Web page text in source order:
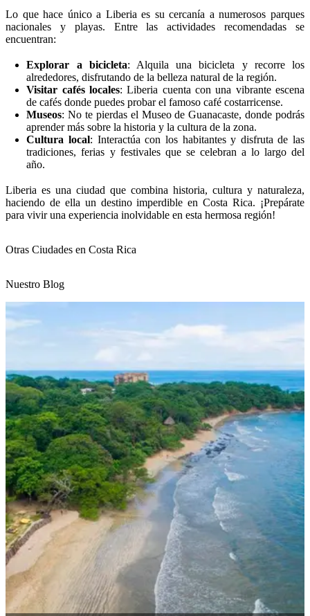
Lo que hace único a Liberia es su cercanía a numerosos parques
nacionales y playas. Entre las actividades recomendadas se
encuentran:
Explorar a bicicleta: Alquila una bicicleta y recorre los
alrededores, disfrutando de la belleza natural de la región.
Visitar cafés locales: Liberia cuenta con una vibrante escena
de cafés donde puedes probar el famoso café costarricense.
Museos: No te pierdas el Museo de Guanacaste, donde podrás
aprender más sobre la historia y la cultura de la zona.
Cultura local: Interactúa con los habitantes y disfruta de las
tradiciones, ferias y festivales que se celebran a lo largo del
año.
Liberia es una ciudad que combina historia, cultura y naturaleza,
haciendo de ella un destino imperdible en Costa Rica. ¡Prepárate
para vivir una experiencia inolvidable en esta hermosa región!
Otras Ciudades en Costa Rica
Nuestro Blog